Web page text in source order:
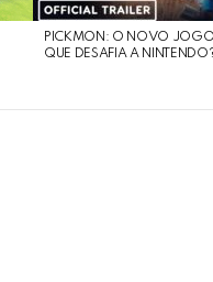
PICKMON: O NOVO JOGO
QUE DESAFIA A